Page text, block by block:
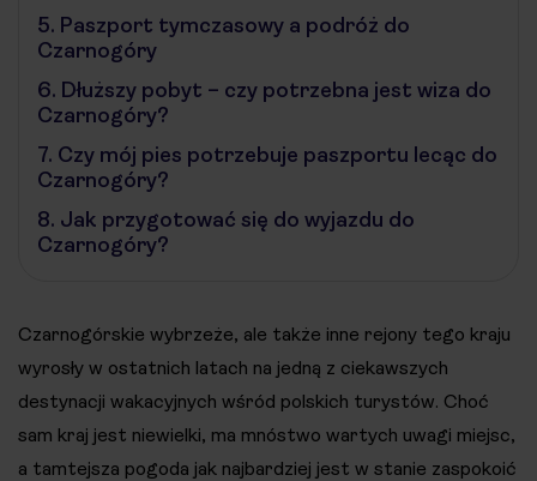
5. Paszport tymczasowy a podróż do
Czarnogóry
6. Dłuższy pobyt – czy potrzebna jest wiza do
Czarnogóry?
7. Czy mój pies potrzebuje paszportu lecąc do
Czarnogóry?
8. Jak przygotować się do wyjazdu do
Czarnogóry?
Czarnogórskie wybrzeże, ale także inne rejony tego kraju
wyrosły w ostatnich latach na jedną z ciekawszych
destynacji wakacyjnych wśród polskich turystów. Choć
sam kraj jest niewielki, ma mnóstwo wartych uwagi miejsc,
a tamtejsza pogoda jak najbardziej jest w stanie zaspokoić